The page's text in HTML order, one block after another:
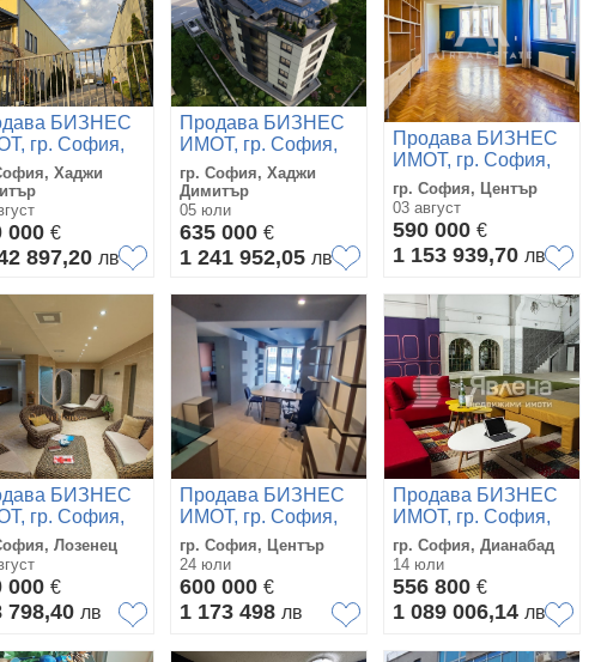
БИЗНЕС
гр. София,
Димитър
Хаджи
000 €
897,20 лв
Продава БИЗНЕС
ИМОТ, гр. София,
Хаджи Димитър
гр. София, Хаджи
Димитър
05 юли
635 000 €
1 241 952,05 лв
Продава БИЗНЕС
ИМОТ, гр. София,
Център
гр. София, Център
03 август
590 000 €
1 153 939,70 лв
БИЗНЕС
гр. София,
Лозенец
000 €
798,40 лв
Продава БИЗНЕС
ИМОТ, гр. София,
Център
гр. София, Център
24 юли
600 000 €
1 173 498 лв
Продава БИЗНЕС
ИМОТ, гр. София,
Дианабад
гр. София, Дианабад
14 юли
556 800 €
1 089 006,14 лв